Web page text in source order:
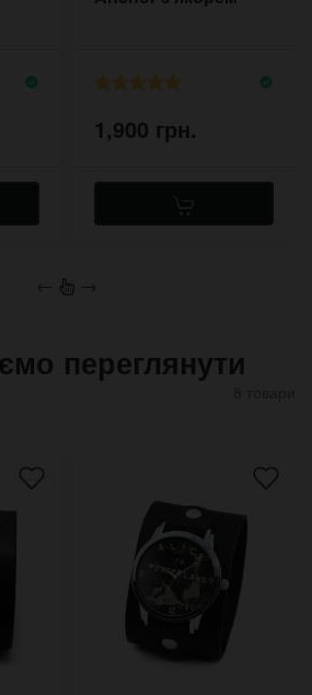
1,900 грн.
← →
переглянути